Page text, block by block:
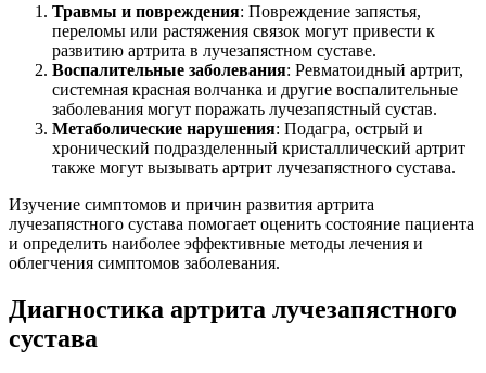
Травмы и повреждения: Повреждение запястья,
переломы или растяжения связок могут привести к
развитию артрита в лучезапястном суставе.
Воспалительные заболевания: Ревматоидный артрит,
системная красная волчанка и другие воспалительные
заболевания могут поражать лучезапястный сустав.
Метаболические нарушения: Подагра, острый и
хронический подразделенный кристаллический артрит
также могут вызывать артрит лучезапястного сустава.
Изучение симптомов и причин развития артрита
лучезапястного сустава помогает оценить состояние пациента
и определить наиболее эффективные методы лечения и
облегчения симптомов заболевания.
Диагностика артрита лучезапястного
сустава